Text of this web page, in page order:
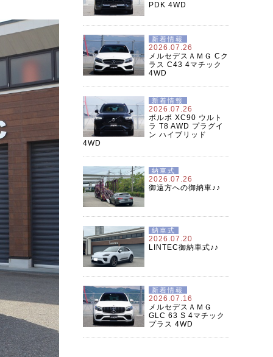
PDK 4WD
新着情報
2026.07.26
メルセデスＡＭＧ Cク
ラス C43 4マチック
4WD
新着情報
2026.07.26
ボルボ XC90 ウルト
ラ T8 AWD プラグイ
ン ハイブリッド
4WD
納車式
2026.07.26
御遠方への御納車♪♪
納車式
2026.07.20
LINTEC御納車式♪♪
新着情報
2026.07.16
メルセデスＡＭＧ
GLC 63 S 4マチック
プラス 4WD